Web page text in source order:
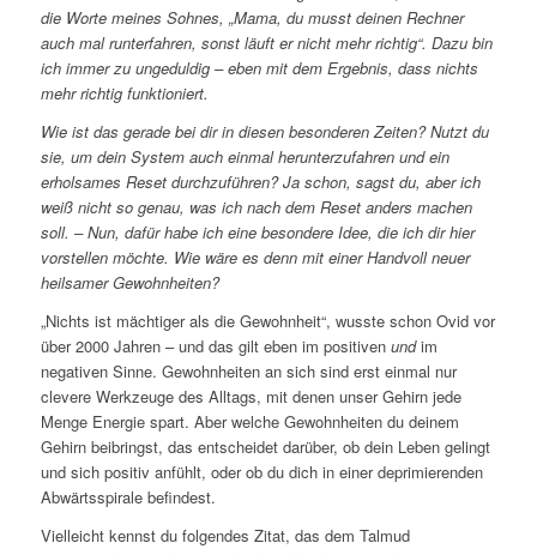
die Worte meines Sohnes, „Mama, du musst deinen Rechner
auch mal runterfahren, sonst läuft er nicht mehr richtig“. Dazu bin
ich immer zu ungeduldig – eben mit dem Ergebnis, dass nichts
mehr richtig funktioniert.
Wie ist das gerade bei dir in diesen besonderen Zeiten? Nutzt du
sie, um dein System auch einmal herunterzufahren und ein
erholsames Reset durchzuführen? Ja schon, sagst du, aber ich
weiß nicht so genau, was ich nach dem Reset anders machen
soll. – Nun, dafür habe ich eine besondere Idee, die ich dir hier
vorstellen möchte. Wie wäre es denn mit einer Handvoll neuer
heilsamer Gewohnheiten?
„Nichts ist mächtiger als die Gewohnheit“, wusste schon Ovid vor
über 2000 Jahren – und das gilt eben im positiven undim
negativen Sinne. Gewohnheiten an sich sind erst einmal nur
clevere Werkzeuge des Alltags, mit denen unser Gehirn jede
Menge Energie spart. Aber welche Gewohnheiten du deinem
Gehirn beibringst, das entscheidet darüber, ob dein Leben gelingt
und sich positiv anfühlt, oder ob du dich in einer deprimierenden
Abwärtsspirale befindest.
Vielleicht kennst du folgendes Zitat, das dem Talmud